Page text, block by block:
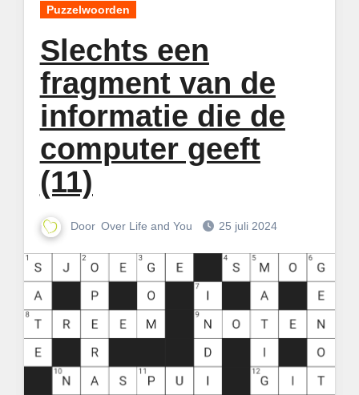
Puzzelwoorden
Slechts een
fragment van de
informatie die de
computer geeft
(11)
Door Over Life and You 25 juli 2024